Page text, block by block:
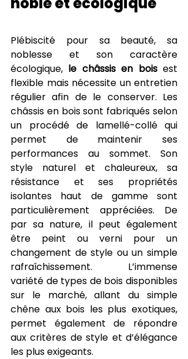
Plébiscité pour sa beauté, sa
noblesse et son caractère
écologique, le châssis en bois est
flexible mais nécessite un entretien
régulier afin de le conserver. Les
châssis en bois sont fabriqués selon
un procédé de lamellé-collé qui
permet de maintenir ses
performances au sommet. Son
style naturel et chaleureux, sa
résistance et ses propriétés
isolantes haut de gamme sont
particulièrement appréciées. De
par sa nature, il peut également
être peint ou verni pour un
changement de style ou un simple
rafraîchissement. L’immense
variété de types de bois disponibles
sur le marché, allant du simple
chêne aux bois les plus exotiques,
permet également de répondre
aux critères de style et d’élégance
les plus exigeants.